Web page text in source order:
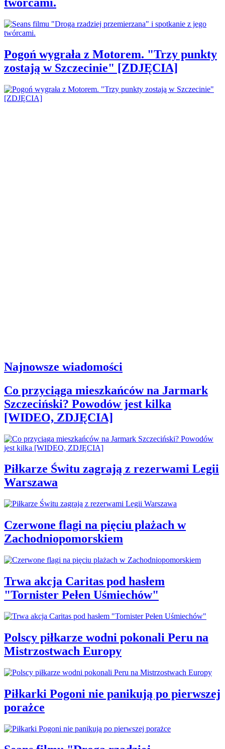
Pogoń wygrała z Motorem. "Trzy punkty
zostają w Szczecinie" [ZDJĘCIA]
Najnowsze wiadomości
Co przyciąga mieszkańców na Jarmark
Szczeciński? Powodów jest kilka
[WIDEO, ZDJĘCIA]
Piłkarze Świtu zagrają z rezerwami Legii
Warszawa
Czerwone flagi na pięciu plażach w
Zachodniopomorskiem
Trwa akcja Caritas pod hasłem
"Tornister Pełen Uśmiechów"
Polscy piłkarze wodni pokonali Peru na
Mistrzostwach Europy
Piłkarki Pogoni nie panikują po pierwszej
porażce